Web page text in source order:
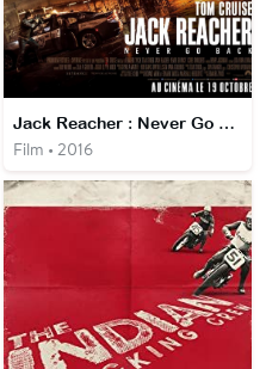
Jack Reacher : Never Go Back
Film • 2016